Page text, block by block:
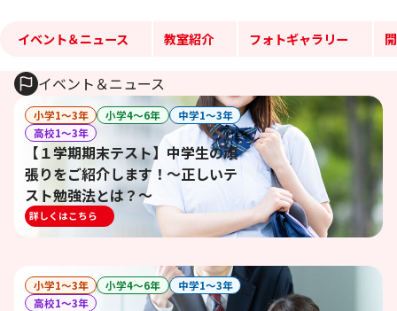
イベント＆ニュース 教室紹介 フォトギャラリー
イベント＆ニュース
小学1〜3年 小学4〜6年
中学1〜3年
高校1〜3年
【１学期期末テスト】中学生の頑
張りをご紹介します！～正しいテ
スト勉強法とは？～
詳しくはこちら
小学1〜3年 小学4〜6年
中学1〜3年
高校1〜3年